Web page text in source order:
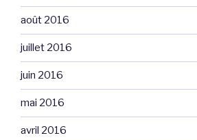
août 2016
juillet 2016
juin 2016
mai 2016
avril 2016